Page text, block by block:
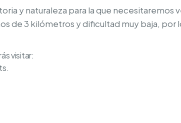
y naturaleza para la que necesitaremos
de 3 kilómetros y dificultad muy baja, por
visitar: